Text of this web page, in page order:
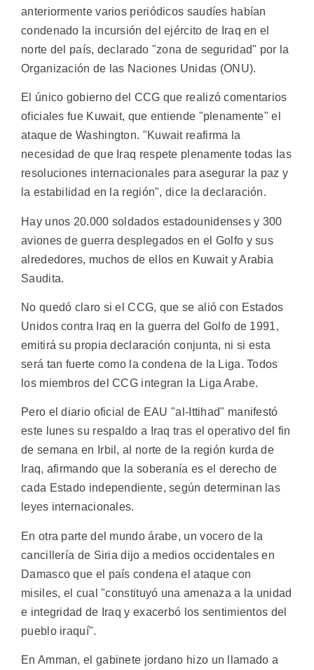
anteriormente varios periódicos saudíes habían
condenado la incursión del ejército de Iraq en el
norte del país, declarado "zona de seguridad" por la
Organización de las Naciones Unidas (ONU).
El único gobierno del CCG que realizó comentarios
oficiales fue Kuwait, que entiende "plenamente" el
ataque de Washington. "Kuwait reafirma la
necesidad de que Iraq respete plenamente todas las
resoluciones internacionales para asegurar la paz y
la estabilidad en la región", dice la declaración.
Hay unos 20.000 soldados estadounidenses y 300
aviones de guerra desplegados en el Golfo y sus
alrededores, muchos de ellos en Kuwait y Arabia
Saudita.
No quedó claro si el CCG, que se alió con Estados
Unidos contra Iraq en la guerra del Golfo de 1991,
emitirá su propia declaración conjunta, ni si esta
será tan fuerte como la condena de la Liga. Todos
los miembros del CCG integran la Liga Arabe.
Pero el diario oficial de EAU "al-Ittihad" manifestó
este lunes su respaldo a Iraq tras el operativo del fin
de semana en Irbil, al norte de la región kurda de
Iraq, afirmando que la soberanía es el derecho de
cada Estado independiente, según determinan las
leyes internacionales.
En otra parte del mundo árabe, un vocero de la
cancillería de Siria dijo a medios occidentales en
Damasco que el país condena el ataque con
misiles, el cual "constituyó una amenaza a la unidad
e integridad de Iraq y exacerbó los sentimientos del
pueblo iraquí".
En Amman, el gabinete jordano hizo un llamado a